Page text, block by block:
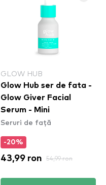
GLOW HUB
Glow Hub ser de fata -
Glow Giver Facial
Serum - Mini
Seruri de față
-20%
43,99 ron 54,99 ron